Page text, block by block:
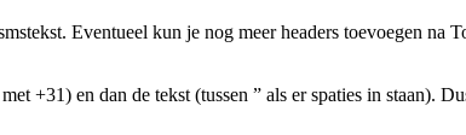
Eventueel kun je nog meer headers toevoegen na
+31) en dan de tekst (tussen ” als er spaties in staan).